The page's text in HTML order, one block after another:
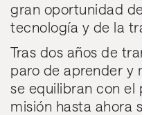
gran oportunidad
tecnología y de la
Tras dos años de
paro de aprender y
se equilibran con el
misión hasta ahora